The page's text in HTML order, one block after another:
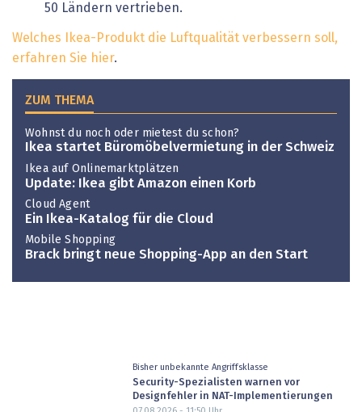
50 Ländern vertrieben.
Welches Ikea-Produkt die Luftqualität verbessern soll,
erfahren Sie hier.
ZUM THEMA
Wohnst du noch oder mietest du schon?
Ikea startet Büromöbelvermietung in der Schweiz
Ikea auf Onlinemarktplätzen
Update: Ikea gibt Amazon einen Korb
Cloud Agent
Ein Ikea-Katalog für die Cloud
Mobile Shopping
Brack bringt neue Shopping-App an den Start
Bisher unbekannte Angriffsklasse
Security-Spezialisten warnen vor
Designfehler in NAT-Implementierungen